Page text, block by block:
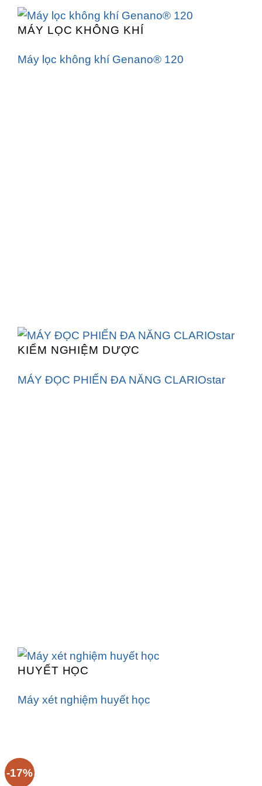
MÁY LỌC KHÔNG KHÍ
Máy lọc không khí Genano® 120
KIỂM NGHIỆM DƯỢC
MÁY ĐỌC PHIẾN ĐA NĂNG CLARIOstar
HUYẾT HỌC
Máy xét nghiệm huyết học
-17%